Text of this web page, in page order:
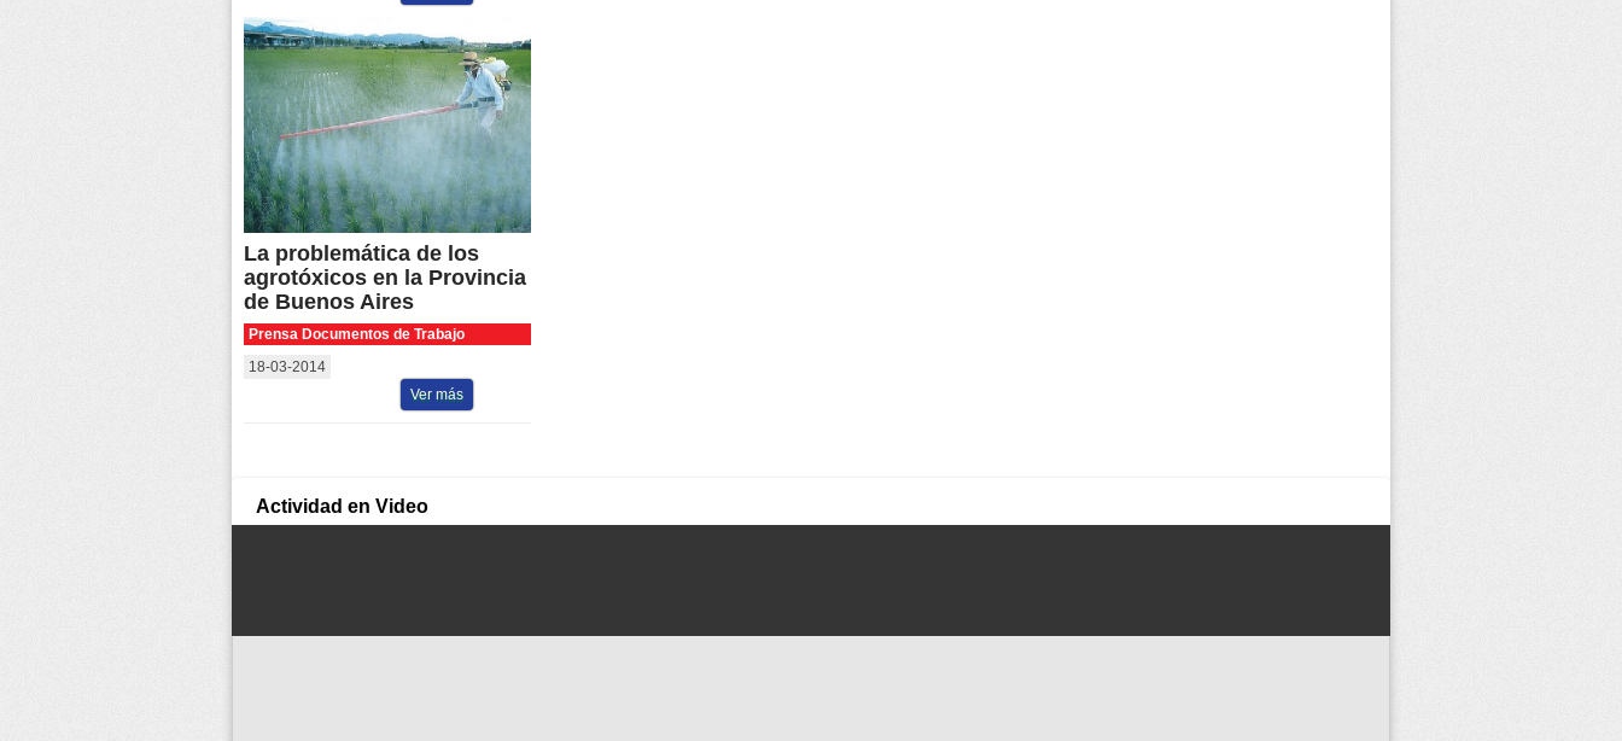
La problemática de los
agrotóxicos en la Provincia
de Buenos Aires
Prensa Documentos de Trabajo
18-03-2014
Ver más
Actividad en Video